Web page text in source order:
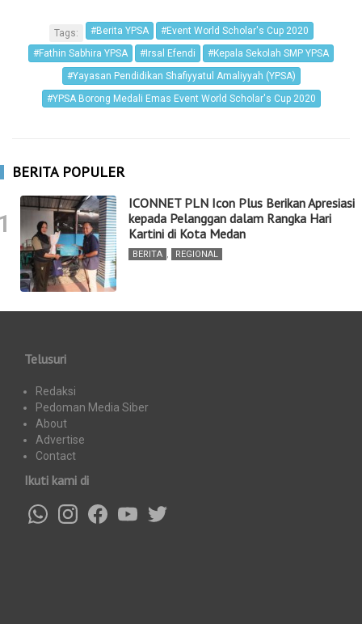
Tags: #Berita YPSA
#Event World Scholar's Cup 2020
#Fathin Sabhira YPSA
#Irsal Efendi
#Kepala Sekolah SMP YPSA
#Yayasan Pendidikan Shafiyyatul Amaliyyah (YPSA)
#YPSA Borong Medali Emas Event World Scholar's Cup 2020
BERITA POPULER
ICONNET PLN Icon Plus Berikan Apresiasi
kepada Pelanggan dalam Rangka Hari
Kartini di Kota Medan
BERITA REGIONAL
Telusuri
Redaksi
Pedoman Media Siber
About
Advertise
Contact
Ikuti kami di